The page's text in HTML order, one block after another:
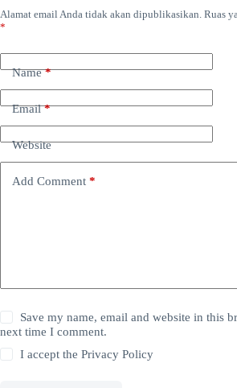
Alamat email Anda tidak akan dipublikasikan. Ruas
*
Name*
Email*
Website
Add Comment *
Save my name, email and website in this
next time I comment.
I accept thePrivacy Policy